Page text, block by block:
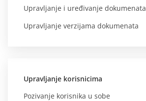
Upravljanje i uređivanje dokumenata
Upravljanje verzijama dokumenata
Upravljanje korisnicima
Pozivanje korisnika u sobe